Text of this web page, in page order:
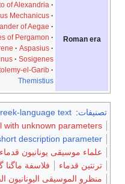
Roman era
of Alexandria
Mechanicus
of Aegae
of Pergamon
Aspasius
Sosigenes
el-Garib
Themistius
تصنيفات:
language text
with unknown parameters
description parameter
علماء موسيقى يونانيون قدماء
ترنتين قدماء
فلاسفة ماگنا
منظرو الموسيقى اليونانيون